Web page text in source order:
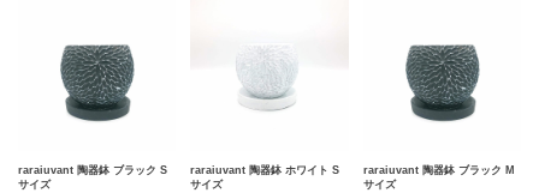
raraiuvant 陶器鉢 ブラック S
サイズ
raraiuvant 陶器鉢 ホワイト S
サイズ
raraiuvant 陶器鉢 ブラック M
サイズ